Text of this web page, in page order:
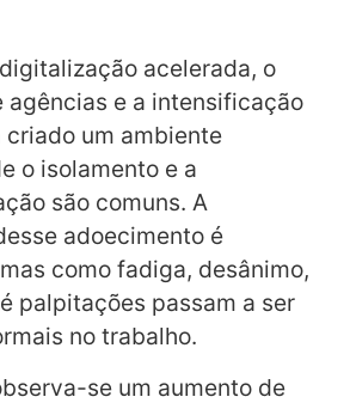
acelerada, o
agências e a intensificação
um ambiente
o isolamento e a
são comuns. A
adoecimento é
como fadiga, desânimo,
palpitações passam a ser
no trabalho.
se um aumento de